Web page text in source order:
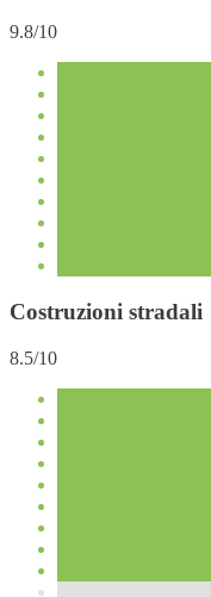
9.8/10
Costruzioni stradali
8.5/10